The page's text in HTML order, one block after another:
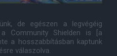
de egészen a legvégéig
Community Shielden is [a
a hosszabbításban kaptunk
válaszolva.